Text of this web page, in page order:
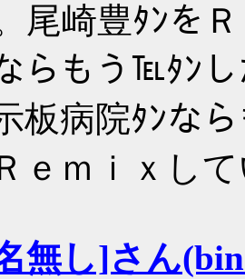
尾崎豊ﾀﾝを
らもう℡ﾀﾝ
板病院ﾀﾝな
ｅｍｉｘし
無し]さん